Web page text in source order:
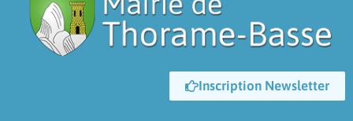
Inscription Newsletter